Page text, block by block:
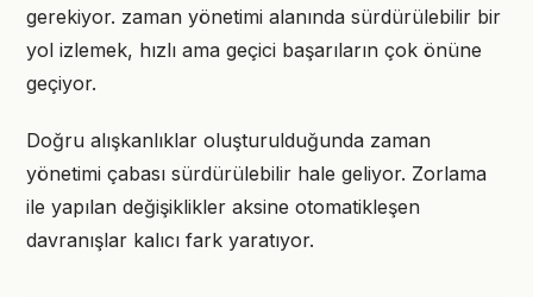
gerekiyor. zaman yönetimi alanında sürdürülebilir bir
yol izlemek, hızlı ama geçici başarıların çok önüne
geçiyor.
Doğru alışkanlıklar oluşturulduğunda zaman
yönetimi çabası sürdürülebilir hale geliyor. Zorlama
ile yapılan değişiklikler aksine otomatikleşen
davranışlar kalıcı fark yaratıyor.